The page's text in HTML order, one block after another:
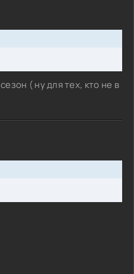
( ну для тех, кто не в